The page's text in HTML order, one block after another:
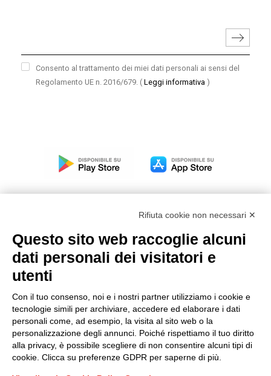
Consento al trattamento dei miei dati personali ai sensi del
Regolamento UE n. 2016/679. ( Leggi informativa )
Modello organizzativo, gestione e controllo – D. lgs.
231/2001
Condizioni generali di vendita DKC Power Solutions
Condizioni generali di acquisto
Codice etico
Rifiuta cookie non necessari ✕
Questo sito web raccoglie alcuni
dati personali dei visitatori e
utenti
Con il tuo consenso, noi e i nostri partner utilizziamo i cookie e
tecnologie simili per archiviare, accedere ed elaborare i dati
personali come, ad esempio, la visita al sito web o la
personalizzazione degli annunci. Poiché rispettiamo il tuo diritto
alla privacy, è possibile scegliere di non consentire alcuni tipi di
cookie. Clicca su preferenze GDPR per saperne di più.